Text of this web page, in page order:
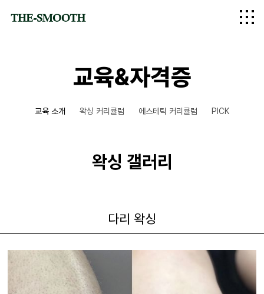
logo
교육&자격증
교육 소개 왁싱 커리큘럼 에스테틱 커리큘럼 PICK
왁싱 갤러리
다리 왁싱